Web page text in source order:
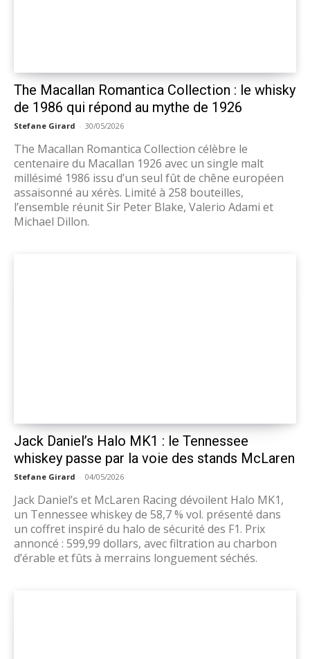
The Macallan Romantica Collection : le whisky
de 1986 qui répond au mythe de 1926
Stefane Girard - 30/05/2026
The Macallan Romantica Collection célèbre le
centenaire du Macallan 1926 avec un single malt
millésimé 1986 issu d’un seul fût de chêne européen
assaisonné au xérès. Limité à 258 bouteilles,
l’ensemble réunit Sir Peter Blake, Valerio Adami et
Michael Dillon.
Jack Daniel’s Halo MK1 : le Tennessee
whiskey passe par la voie des stands McLaren
Stefane Girard - 04/05/2026
Jack Daniel’s et McLaren Racing dévoilent Halo MK1,
un Tennessee whiskey de 58,7 % vol. présenté dans
un coffret inspiré du halo de sécurité des F1. Prix
annoncé : 599,99 dollars, avec filtration au charbon
d’érable et fûts à merrains longuement séchés.